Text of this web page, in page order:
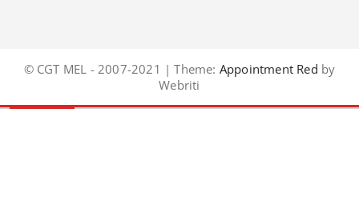
© CGT MEL - 2007-2021 | Theme: Appointment Red by
Webriti